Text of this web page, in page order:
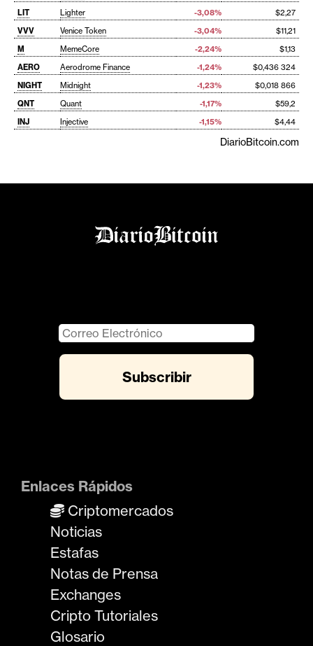
LIT
Lighter -3,08%
$2,27
VVV
Venice Token -3,04%
$11,21
M
MemeCore -2,24%
$1,13
AERO
Aerodrome Finance -1,24%
$0,436 324
NIGHT
Midnight -1,23%
$0,018 866
QNT
Quant -1,17%
$59,2
INJ
Injective -1,15% $4,44
DiarioBitcoin.com
Enlaces Rápidos
Criptomercados
Noticias
Estafas
Notas de Prensa
Exchanges
Cripto Tutoriales
Glosario